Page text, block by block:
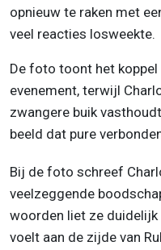
opnieuw te raken met
veel reacties losweekte.
De foto toont het
evenement, terwijl
zwangere buik
beeld dat pure
Bij de foto schreef
veelzeggende
woorden liet ze duidelijk
voelt aan de zijde van